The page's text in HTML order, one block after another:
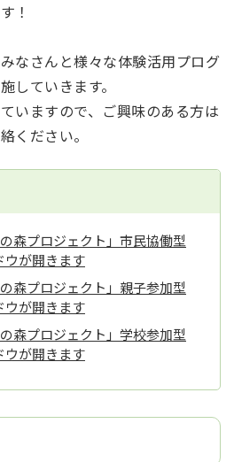
！
なさんと様々な体験活用プログ
していきます。
いますので、ご興味のある方は
ください。
の森プロジェクト」市民協働型
の森プロジェクト」親子参加型
森プロジェクト」学校参加型